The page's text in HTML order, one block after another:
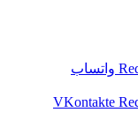
واتساب